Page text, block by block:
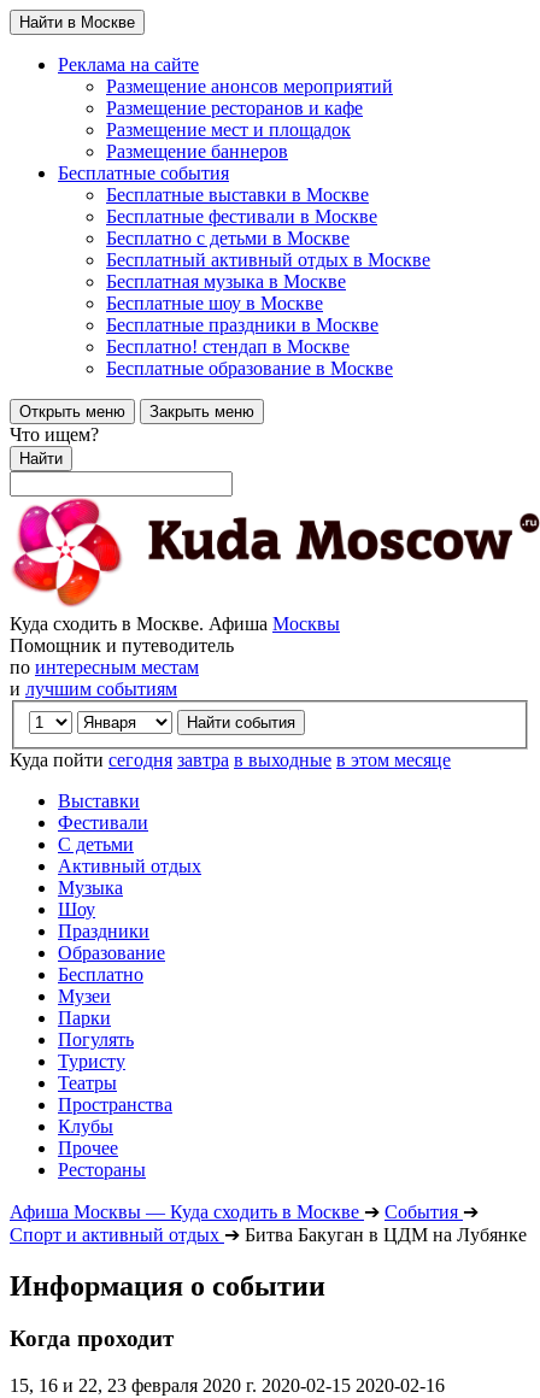
Найти в Москве
Реклама на сайте
Размещение анонсов мероприятий
Размещение ресторанов и кафе
Размещение мест и площадок
Размещение баннеров
Бесплатные события
Бесплатные выставки в Москве
Бесплатные фестивали в Москве
Бесплатно с детьми в Москве
Бесплатный активный отдых в Москве
Бесплатная музыка в Москве
Бесплатные шоу в Москве
Бесплатные праздники в Москве
Бесплатно! стендап в Москве
Бесплатные образование в Москве
Открыть меню Закрыть меню
Что ищем?
Найти
Куда сходить в Москве. Афиша Москвы
Помощник и путеводитель
по интересным местам
и лучшим событиям
Куда пойти сегодня завтра в выходные в этом месяце
Выставки
Фестивали
С детьми
Активный отдых
Музыка
Шоу
Праздники
Образование
Бесплатно
Музеи
Парки
Погулять
Туристу
Театры
Пространства
Клубы
Прочее
Рестораны
Афиша Москвы — Куда сходить в Москве ➔ События ➔
Спорт и активный отдых ➔ Битва Бакуган в ЦДМ на Лубянке
Информация о событии
Когда проходит
15, 16 и 22, 23 февраля 2020 г. 2020-02-15 2020-02-16